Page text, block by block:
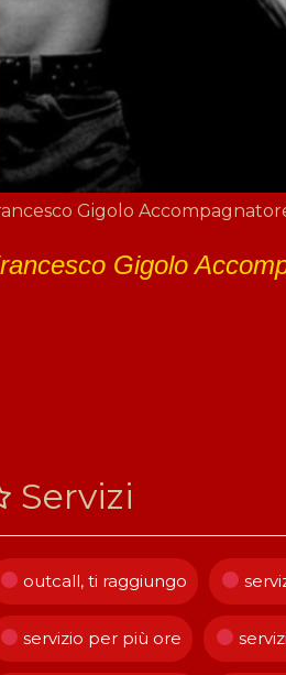
Gigolo
Gigolo
Servizi
outcall, ti raggiungo
servizio per più ore